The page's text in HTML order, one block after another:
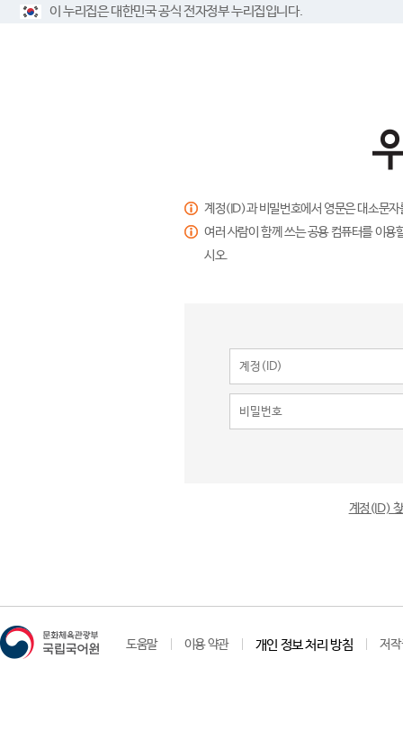
이 누리집은 대한민국 공식 전자정부 누리집입니다.
계정(ID)과 비밀번호에서 영문은 대소문
여러 사람이 함께 쓰는 공용 컴퓨터를 이
시오.
계정(ID)
도움말 이용 약관 개인 정보 처리 방침 저